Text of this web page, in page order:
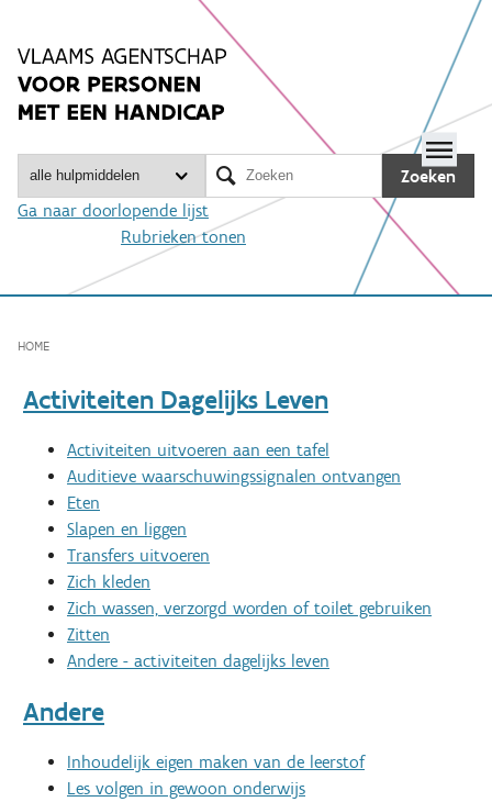
inhoud
Zoeken
Ga naar doorlopende lijst
Rubrieken tonen

HOME
Activiteiten Dagelijks Leven
Activiteiten uitvoeren aan een tafel
Auditieve waarschuwingssignalen ontvangen
Eten
Slapen en liggen
Transfers uitvoeren
Zich kleden
Zich wassen, verzorgd worden of toilet gebruiken
Zitten
Andere - activiteiten dagelijks leven
Andere
Inhoudelijk eigen maken van de leerstof
Les volgen in gewoon onderwijs